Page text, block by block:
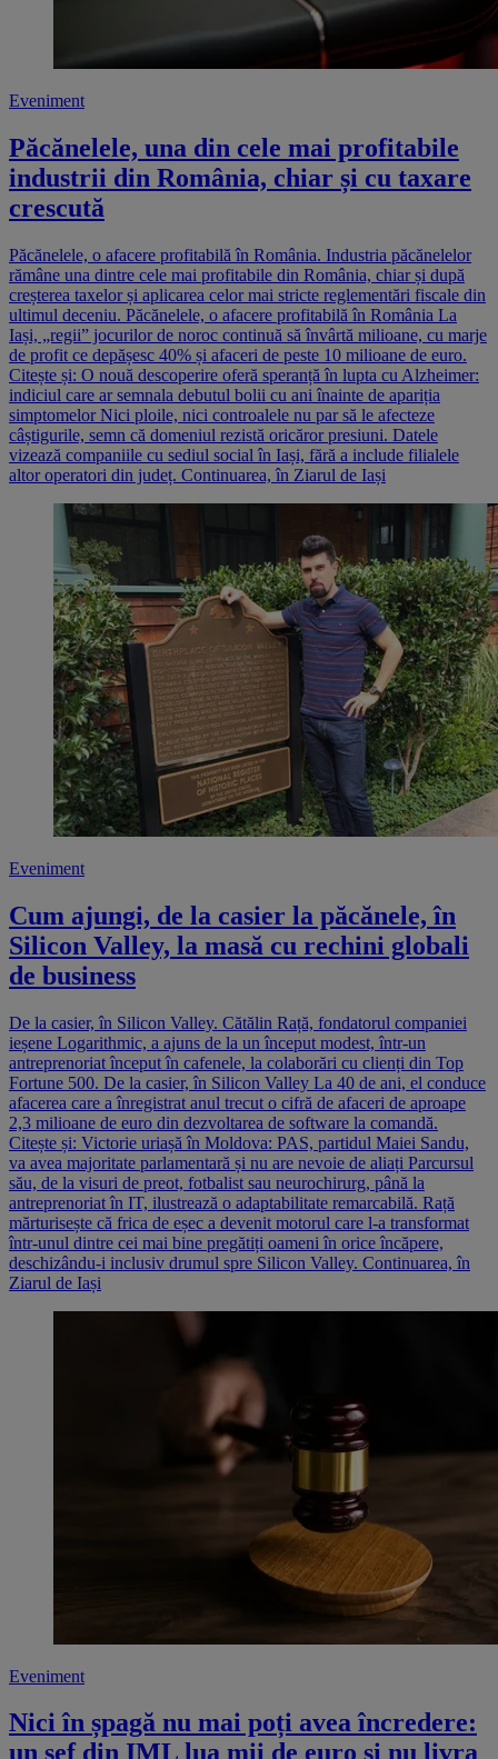
Eveniment
Păcănelele, una din cele mai profitabile
industrii din România, chiar și cu taxare
crescută
Păcănelele, o afacere profitabilă în România. Industria păcănelelor
rămâne una dintre cele mai profitabile din România, chiar și după
creșterea taxelor și aplicarea celor mai stricte reglementări fiscale din
ultimul deceniu. Păcănelele, o afacere profitabilă în România La
Iași, „regii” jocurilor de noroc continuă să învârtă milioane, cu marje
de profit ce depășesc 40% și afaceri de peste 10 milioane de euro.
Citește și: O nouă descoperire oferă speranță în lupta cu Alzheimer:
indiciul care ar semnala debutul bolii cu ani înainte de apariția
simptomelor Nici ploile, nici controalele nu par să le afecteze
câștigurile, semn că domeniul rezistă oricăror presiuni. Datele
vizează companiile cu sediul social în Iași, fără a include filialele
altor operatori din județ. Continuarea, în Ziarul de Iași
Eveniment
Cum ajungi, de la casier la păcănele, în
Silicon Valley, la masă cu rechini globali
de business
De la casier, în Silicon Valley. Cătălin Rață, fondatorul companiei
ieșene Logarithmic, a ajuns de la un început modest, într-un
antreprenoriat început în cafenele, la colaborări cu clienți din Top
Fortune 500. De la casier, în Silicon Valley La 40 de ani, el conduce
afacerea care a înregistrat anul trecut o cifră de afaceri de aproape
2,3 milioane de euro din dezvoltarea de software la comandă.
Citește și: Victorie uriașă în Moldova: PAS, partidul Maiei Sandu,
va avea majoritate parlamentară și nu are nevoie de aliați Parcursul
său, de la visuri de preot, fotbalist sau neurochirurg, până la
antreprenoriat în IT, ilustrează o adaptabilitate remarcabilă. Rață
mărturisește că frica de eșec a devenit motorul care l-a transformat
într-unul dintre cei mai bine pregătiți oameni în orice încăpere,
deschizându-i inclusiv drumul spre Silicon Valley. Continuarea, în
Ziarul de Iași
Eveniment
Nici în șpagă nu mai poți avea încredere:
un șef din IML lua mii de euro și nu livra